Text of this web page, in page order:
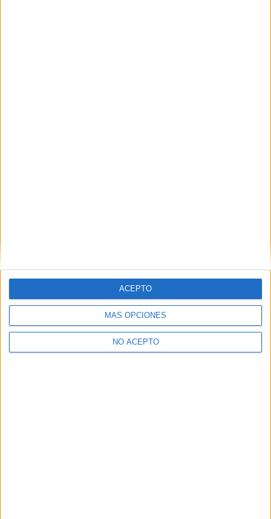
MÁS OPCIONES
NO ACEPTO
ACEPTO
Y como regalo de agradecimiento, por registrarte te daremos
gratis una copia de nuestro ebook con 100 consejos para tu
primer año de universidad